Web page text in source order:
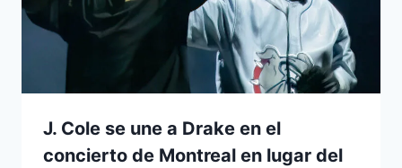
J. Cole se une a Drake en el
concierto de Montreal en lugar del